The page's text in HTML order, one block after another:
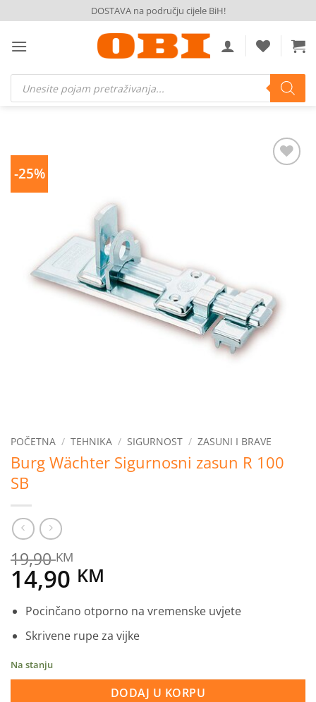
to
content
DOSTAVA na području cijele BiH!
Products
search
-25%
POČETNA / TEHNIKA / SIGURNOST / ZASUNI I BRAVE
Burg Wächter Sigurnosni zasun R 100
SB
19,90KM
Original
price
was:
19,90 KM.
14,90 KM
price
is:
14,90 KM.
Pocinčano otporno na vremenske uvjete
Skrivene rupe za vijke
Na stanju
DODAJ U KORPU